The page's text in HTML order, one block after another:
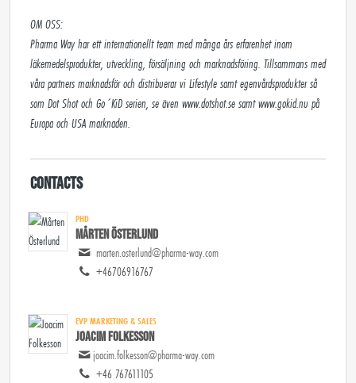
OM OSS:
Pharma Way har ett internationellt team med många års erfarenhet inom
läkemedelsprodukter, utveckling, försäljning och marknadsföring. Tillsammans med
våra partners marknadsför och distribuerar vi Lifestyle samt egenvårdsprodukter så
som Dot Shot och Go´KiD serien, se även www.dotshot.se samt www.gokid.nu på
Contacts
PHD
Mårten Österlund
marten.osterlund@pharma-way.com
+46706916767
EVP MARKETING & SALES
Joacim Folkesson
joacim.folkesson@pharma-way.com
+46 767611105